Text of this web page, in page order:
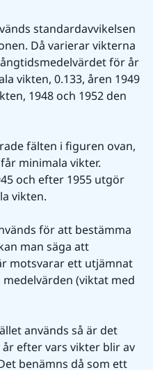
standardavvikelsen
Då varierar vikterna
för år
vikten, 0.133, åren 1949
1948 och 1952 den
minimala vikter.
och efter 1955 utgör
vikten.
man säga att
motsvarar ett utjämnat
(viktat med
år efter vars vikter blir av
benämns då som ett